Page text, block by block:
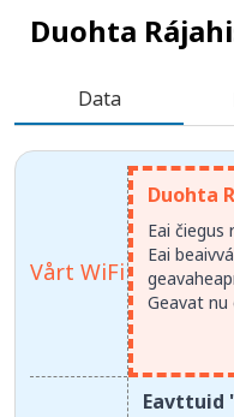
Duohta
Data
Vårt WiFi
Duohta
Eai čiegus
Eai
Geavat
Eavttuid